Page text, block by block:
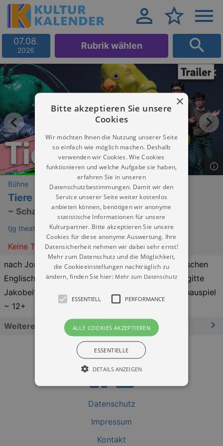
07.08.
2026 Rubrik wählen
Bühne
Tiere essen
~ Schauspiel ~ 12+
tjg theater junge generation (im Kraftwerk Mitte)
Keine Termine
nach Jonathan Safran Foer ~ aus dem amerikanischen
Englisch von Isabel Bogdan, Ingo Herzke und Brigitte
Jakobeit ~ in einer Fassung von Nils Zapfe ~ Schauspiel
~ 12+
Weitere Informationen
Datenschutz
Impressum
Kontakt
×
Bitte akzeptieren Sie unsere
Cookies
Wir möchten Ihnen die Nutzung unserer Seite
so einfach wie möglich machen. Deshalb
verwenden wir Cookies. Wie Cookies
funktionieren und welche Aufgabe sie haben,
erfahren Sie in unseren
Datenschutzbestimmungen. Damit wir den
Service unserer Seite weiter kostenlos
anbieten können, benötigen wir anonyme
statistische Informationen für unsere
Kulturpartner. Bitte akzeptieren Sie unsere
Cookies für diese anonyme Auswertung. Ihre
Datensicherheit nehmen wir dabei sehr ernst!
Mehr zum Datenschutz und die Möglichkeit,
die Cookieeinstellungen nachträglich zu
ändern, finden Sie hier: Mehr zum Datenschutz
ESSENTIELL PERFORMANCE
ALLE COOKIES AKZEPTIEREN
ESSENTIELLE
DETAILS ANZEIGEN
Essentiell Performance
Essentielle Cookies werden für die
gebraucht. Zum Beispiel für das Login in Ihren